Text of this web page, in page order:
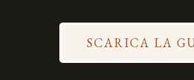
SCARICA LA